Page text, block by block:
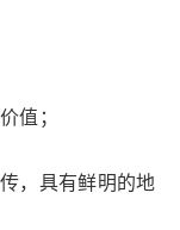
值；
，具有鲜明的地